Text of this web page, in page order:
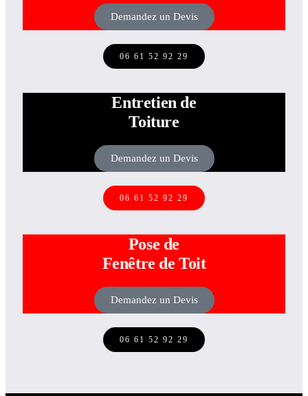
Demandez un Devis
06 61 52 92 29
Entretien de
Toiture
Demandez un Devis
06 61 52 92 29
Pose de
Fenêtre de Toit
Demandez un Devis
06 61 52 92 29